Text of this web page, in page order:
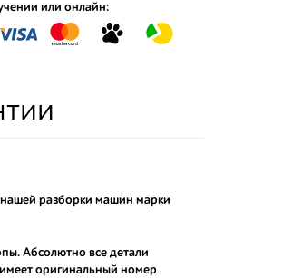
или онлайн:
разборки машин марки
Абсолютно все детали
оригинальный номер